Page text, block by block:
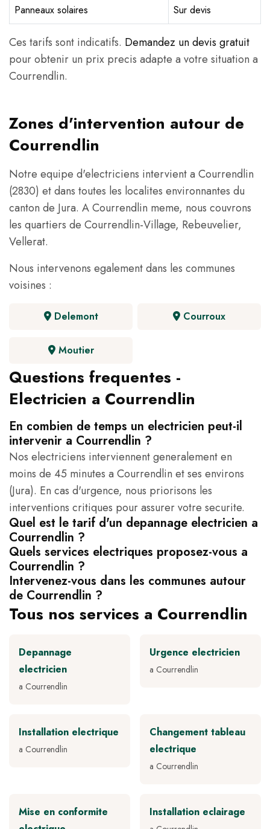
Panneaux solaires
Sur devis
Ces tarifs sont indicatifs. Demandez un devis gratuit
pour obtenir un prix precis adapte a votre situation a
Courrendlin.
Zones d'intervention autour de
Courrendlin
Notre equipe d'electriciens intervient a Courrendlin
(2830) et dans toutes les localites environnantes du
canton de Jura. A Courrendlin meme, nous couvrons
les quartiers de Courrendlin-Village, Rebeuvelier,
Vellerat.
Nous intervenons egalement dans les communes
voisines :
Delemont Courroux
Moutier
Questions frequentes -
Electricien a Courrendlin
En combien de temps un electricien peut-il
intervenir a Courrendlin ?
Nos electriciens interviennent generalement en
moins de 45 minutes a Courrendlin et ses environs
(Jura). En cas d'urgence, nous priorisons les
interventions critiques pour assurer votre securite.
Quel est le tarif d'un depannage electricien a
Courrendlin ?
Quels services electriques proposez-vous a
Courrendlin ?
Intervenez-vous dans les communes autour
de Courrendlin ?
Tous nos services a Courrendlin
Depannage
electricien
a Courrendlin
Urgence electricien
a Courrendlin
Installation electrique
a Courrendlin
Changement tableau
electrique
a Courrendlin
Mise en conformite
Installation eclairage